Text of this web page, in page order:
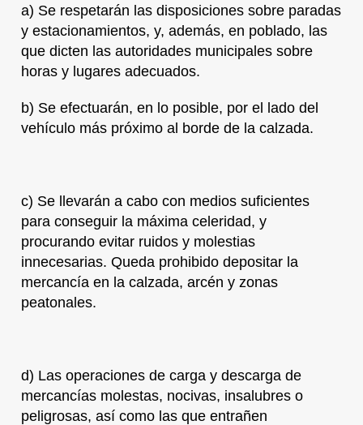
a) Se respetarán las disposiciones sobre paradas
y estacionamientos, y, además, en poblado, las
que dicten las autoridades municipales sobre
horas y lugares adecuados.
b) Se efectuarán, en lo posible, por el lado del
vehículo más próximo al borde de la calzada.
c) Se llevarán a cabo con medios suficientes
para conseguir la máxima celeridad, y
procurando evitar ruidos y molestias
innecesarias. Queda prohibido depositar la
mercancía en la calzada, arcén y zonas
peatonales.
d) Las operaciones de carga y descarga de
mercancías molestas, nocivas, insalubres o
peligrosas, así como las que entrañen